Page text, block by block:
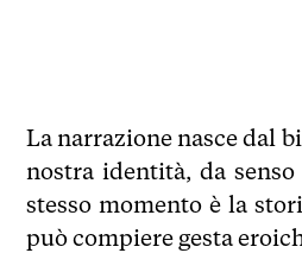
La narrazione nasce dal
nostra identità, da
stesso momento è la
può compiere gesta